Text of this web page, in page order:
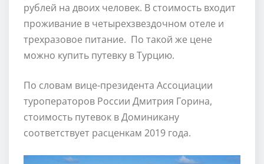
рублей на двоих человек. В стоимость входит
проживание в четырехзвездочном отеле и
трехразовое питание. По такой же цене
можно купить путевку в Турцию.
По словам вице-президента Ассоциации
туроператоров России Дмитрия Горина,
стоимость путевок в Доминикану
соответствует расценкам 2019 года.